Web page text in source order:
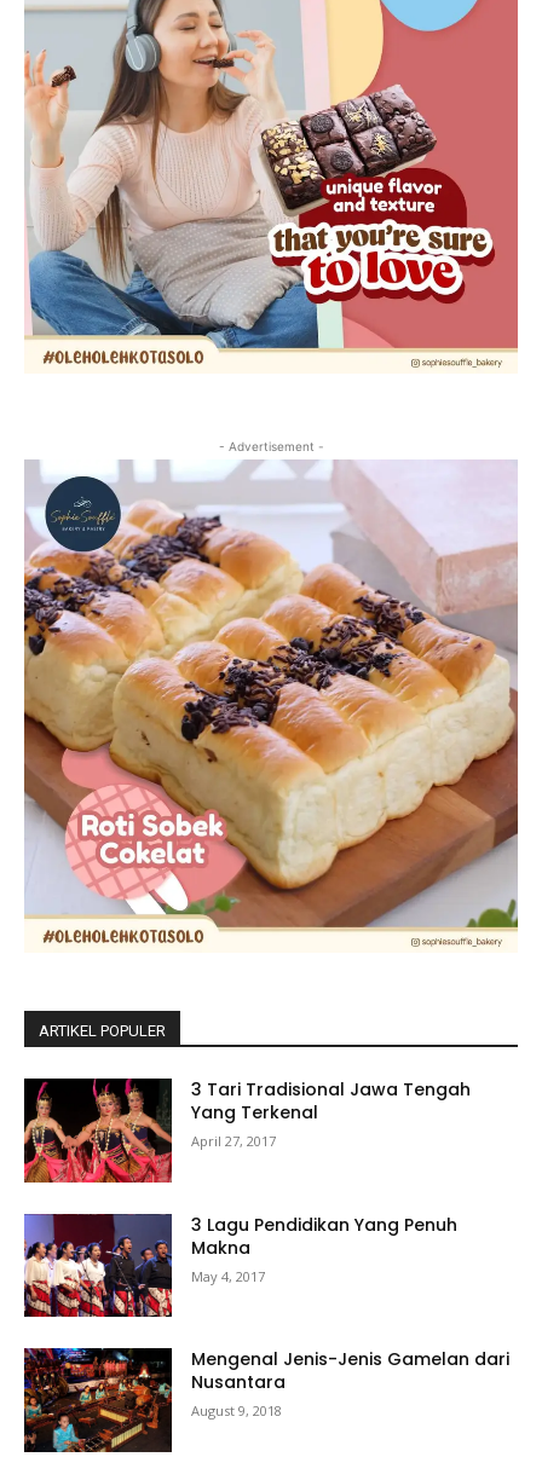
- Advertisement -
ARTIKEL POPULER
3 Tari Tradisional Jawa Tengah
Yang Terkenal
April 27, 2017
3 Lagu Pendidikan Yang Penuh
Makna
May 4, 2017
Mengenal Jenis-Jenis Gamelan dari
Nusantara
August 9, 2018